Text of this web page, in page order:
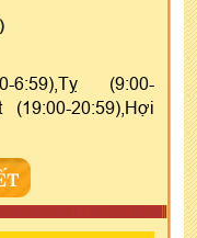
6:59),Tỵ (9:00-
(19:00-20:59),Hợi